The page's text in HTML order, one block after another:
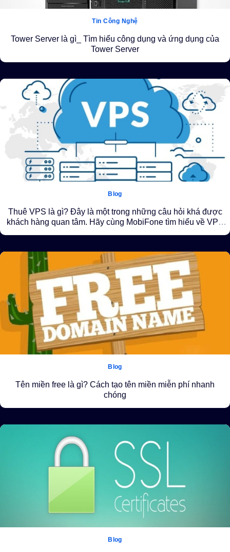
Tin Công Nghệ
Tower Server là gì_ Tìm hiểu công dụng và ứng dụng của
Tower Server
Blog
Thuê VPS là gì? Đây là một trong những câu hỏi khá được
khách hàng quan tâm. Hãy cùng MobiFone tìm hiểu về VPS
Blog
Tên miền free là gì? Cách tạo tên miền miễn phí nhanh
chóng
Blog